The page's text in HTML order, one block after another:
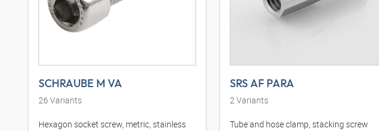
SCHRAUBE M VA
26 Variants
Hexagon socket screw, metric, stainless
SRS AF PARA
2Variants
Tube and hose clamp, stacking screw